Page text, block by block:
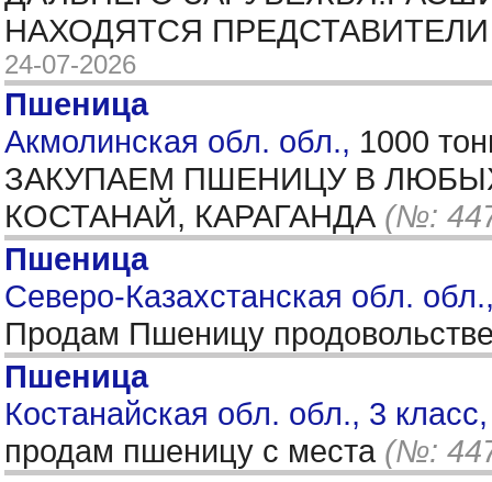
НАХОДЯТСЯ
24-07-2026
Пшеница
Акмолинская обл. обл., 1000
ЗАКУПАЕМ ПШЕНИЦУ В
КОСТАНАЙ, КАРАГАНДА (№:
Пшеница
Северо-Казахстанская обл.
Продам Пшеницу
Пшеница
Костанайская обл. обл., 3
продам пшеницу с места (№: